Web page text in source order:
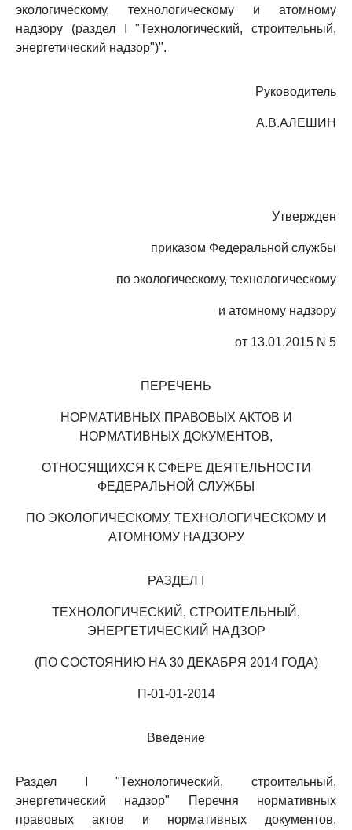
экологическому, технологическому и атомному
надзору (раздел I "Технологический, строительный,
энергетический надзор")".
Руководитель
А.В.АЛЕШИН
Утвержден
приказом Федеральной службы
по экологическому, технологическому
и атомному надзору
от 13.01.2015 N 5
ПЕРЕЧЕНЬ
НОРМАТИВНЫХ ПРАВОВЫХ АКТОВ И
НОРМАТИВНЫХ ДОКУМЕНТОВ,
ОТНОСЯЩИХСЯ К СФЕРЕ ДЕЯТЕЛЬНОСТИ
ФЕДЕРАЛЬНОЙ СЛУЖБЫ
ПО ЭКОЛОГИЧЕСКОМУ, ТЕХНОЛОГИЧЕСКОМУ И
АТОМНОМУ НАДЗОРУ
РАЗДЕЛ I
ТЕХНОЛОГИЧЕСКИЙ, СТРОИТЕЛЬНЫЙ,
ЭНЕРГЕТИЧЕСКИЙ НАДЗОР
(ПО СОСТОЯНИЮ НА 30 ДЕКАБРЯ 2014 ГОДА)
П-01-01-2014
Введение
Раздел I "Технологический, строительный,
энергетический надзор" Перечня нормативных
правовых актов и нормативных документов,